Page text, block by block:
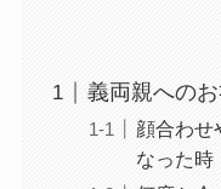
義両親への
顔合わせ
なった時